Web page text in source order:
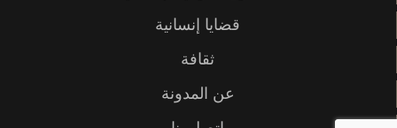
قضايا إنسانية
ثقافة
عن المدونة